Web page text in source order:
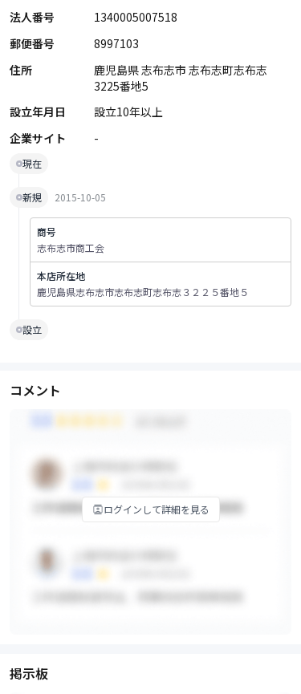
法人番号
1340005007518
郵便番号
8997103
住所
鹿児島県 志布志市 志布志町志布志
3225番地5
設立年月日
設立10年以上
企業サイト
-
現在
新規 2015-10-05
商号
志布志市商工会
本店所在地
鹿児島県志布志市志布志町志布志３２２５番地５
設立
コメント
ログインして詳細を見る
掲示板